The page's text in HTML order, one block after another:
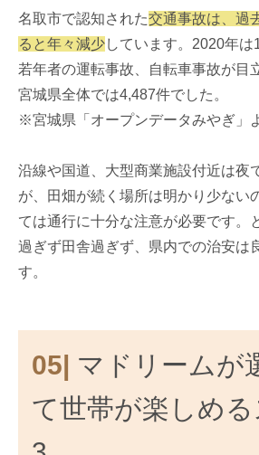
名取市で認知された交通事故は、過
ると年々減少しています。2020年は
若年者の運転事故、自転車事故が目
宮城県全体では4,487件でした。
※宮城県「オープンデータみやぎ」
沿線や国道、大型商業施設付近は夜
が、田畑が続く場所は明かり少ない
ては通行に十分な注意が必要です。
過ぎず田舎過ぎず、県内での治安は
す。
05| マドリームが
て世帯が楽しめる